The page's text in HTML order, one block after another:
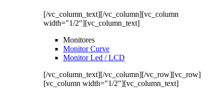
[/vc_column_text][/vc_column][vc_column
width="1/2"][vc_column_text]
Monitores
Monitor Curve
Monitor Led / LCD
[/vc_column_text][/vc_column][/vc_row][vc_row]
[vc_column width="1/2"][vc_column_text]